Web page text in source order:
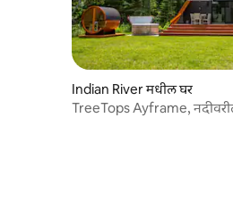
Indian River मधील घर
TreeTops Ayframe,